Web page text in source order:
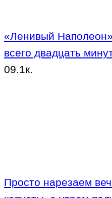
«Ленивый
всего двадцать
09.1к.
Просто нарезаем